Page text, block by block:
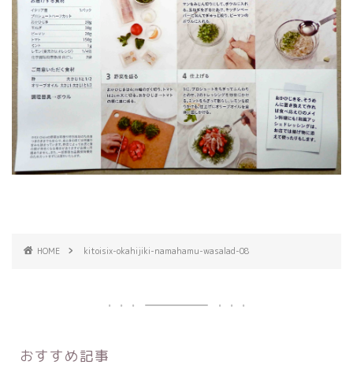
HOME kitoisix-okahijiki-namahamu-wasalad-08
おすすめ記事